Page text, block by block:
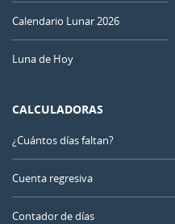
Calendario Lunar 2026
Luna de Hoy
CALCULADORAS
¿Cuántos días faltan?
Cuenta regresiva
Contador de días